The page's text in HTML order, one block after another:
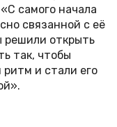
самого начала
связанной с её
решили открыть
так, чтобы
и стали его